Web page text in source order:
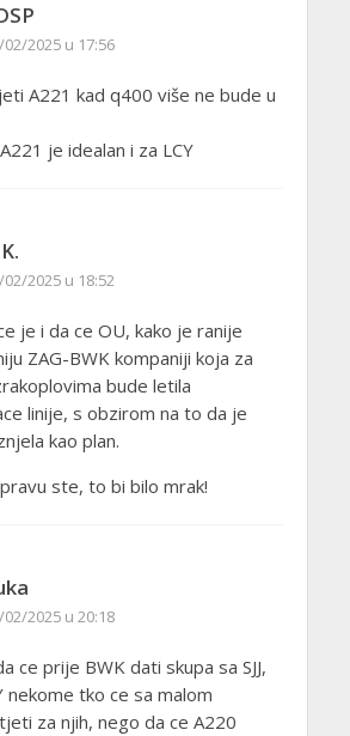
02/2025 u 17:56
A221 kad q400 više ne bude u
je idealan i za LCY
02/2025 u 18:52
je i da ce OU, kako je ranije
ZAG-BWK kompaniji koja za
bude letila
linije, s obzirom na to da je
kao plan.
ste, to bi bilo mrak!
02/2025 u 20:18
ce prije BWK dati skupa sa SJJ,
nekome tko ce sa malom
za njih, nego da ce A220